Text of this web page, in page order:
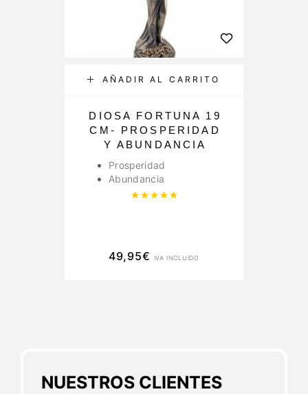
NUESTROS CLIENTES
AÑADIR AL CARRITO
DIOSA FORTUNA 19
CM- PROSPERIDAD
Y ABUNDANCIA
Prosperidad
Abundancia
Valorado con
49,95€ IVA INCLUIDO